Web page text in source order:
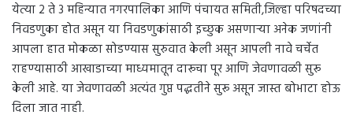
येत्या 2 ते 3 महिन्यात नगरपालिका आणि पंचायत समिती,जिल्हा परिषदच्या
निवडणुका होत असून या निवडणुकांसाठी इच्छुक असणाऱ्या अनेक जणांनी
आपला हात मोकळा सोडण्यास सुरुवात केली असून आपली नावे चर्चेत
राहण्यासाठी आखाडाच्या माध्यमातून दारूचा पूर आणि जेवणावळी सुरू
केली आहे. या जेवणावळी अत्यंत गुप्त पद्धतीने सुरू असून जास्त बोभाटा होऊ
दिला जात नाही.